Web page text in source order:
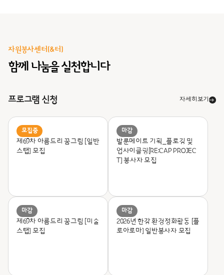
자원봉사센터(&터)
함께 나눔을 실천합니다
프로그램 신청 자세히보기
모집중
제69차 아름드리 꿈그림 [일반
스탭] 모집
마감
발룬메이트 기획_플로깅 및
업사이클링[RE:CAP PROJEC
T] 봉사자 모집
마감
제69차 아름드리 꿈그림 [미술
스탭] 모집
마감
2026년 한강 환경정화활동 [플
로아로마] 일반봉사자 모집